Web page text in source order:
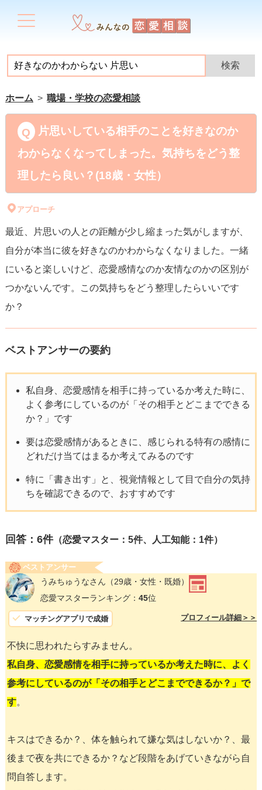
ホーム 職場・学校の恋愛相談
片思いしている相手のことを好きなのか
わからなくなってしまった。気持ちをどう整
理したら良い？(18歳・女性）
アプローチ
最近、片思いの人との距離が少し縮まった気がしますが、
自分が本当に彼を好きなのかわからなくなりました。一緒
にいると楽しいけど、恋愛感情なのか友情なのかの区別が
つかないんです。この気持ちをどう整理したらいいです
か？
ベストアンサーの要約
私自身、恋愛感情を相手に持っているか考えた時に、
よく参考にしているのが「その相手とどこまでできる
か？」です
要は恋愛感情があるときに、感じられる特有の感情に
どれだけ当てはまるか考えてみるのです
特に「書き出す」と、視覚情報として目で自分の気持
ちを確認できるので、おすすめです
回答： 6件（恋愛マスター：5件、人工知能：1件）
ベストアンサー
うみちゅうなさん （29歳・女性・既婚）
恋愛マスターランキング： 45位
マッチングアプリで成婚 プロフィール詳細＞＞
不快に思われたらすみません。
私自身、恋愛感情を相手に持っているか考えた時に、よく
参考にしているのが「その相手とどこまでできるか？」で
す。
キスはできるか？、体を触られて嫌な気はしないか？、最
後まで夜を共にできるか？など段階をあげていきながら自
問自答します。